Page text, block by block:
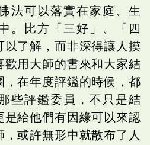
法可以落實在家庭、生
。比方「三好」、「四
以了解，而非深得讓人摸
歡用大師的書來和大家結
，在年度評鑑的時候，都
些評鑑委員，不只是結
是給他們有因緣可以來認
或許無形中就散布了人